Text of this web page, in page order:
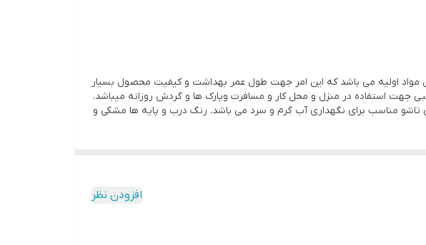
مواد اولیه می باشد که این امر جهت طول عمر بهداشت و کیفیت محصول بسیار
هوکو و ام کو با سایز های ۶لیتری،۸ لیتری و ۱۰ لیتری انتخاب مناسبی جهت استفاده در منزل و محل کار و مسافرت وپارک ها و گردش روزانه میباشد.
مناسب برای نگهداری آب گرم و سرد می باشد. رنگ درب و پایه ها مشکی و
افزودن نظر